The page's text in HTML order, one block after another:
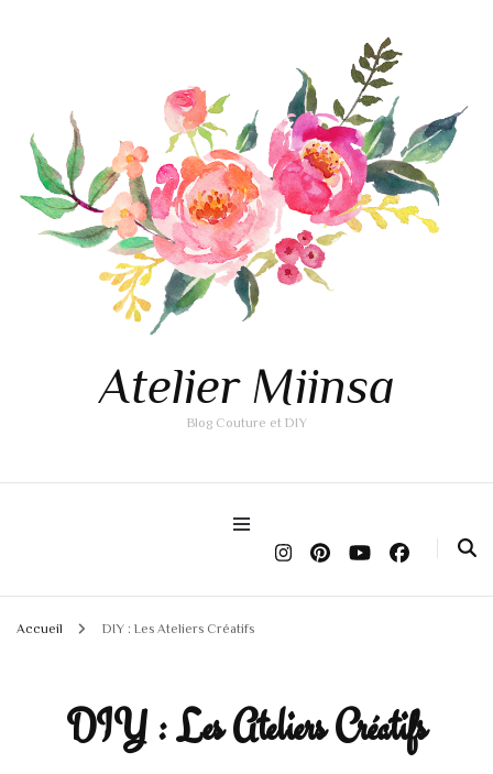
Atelier Miinsa
Blog Couture et DIY
Accueil DIY : Les Ateliers Créatifs
DIY : Les Ateliers Créatifs